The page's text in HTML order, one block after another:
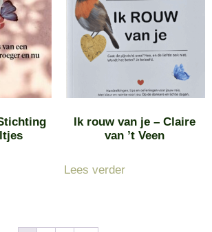
Ik rouw van je – Claire
van ’t Veen
Lees verder